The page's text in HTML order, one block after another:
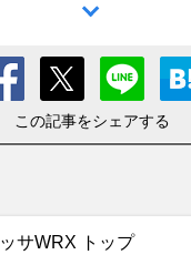
この記事をシェアする
サWRX トップ